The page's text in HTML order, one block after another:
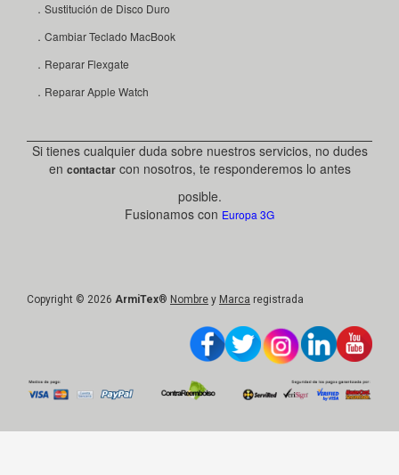
．Sustitución de Disco Duro
．Cambiar Teclado MacBook
．Reparar Flexgate
．Reparar Apple Watch
Si tienes cualquier duda sobre nuestros servicios, no dudes
en contactarcon nosotros, te responderemos lo antes
posible.
Fusionamos con Europa 3G
Copyright © 2026 ArmiTex® Nombre y Marca registrada